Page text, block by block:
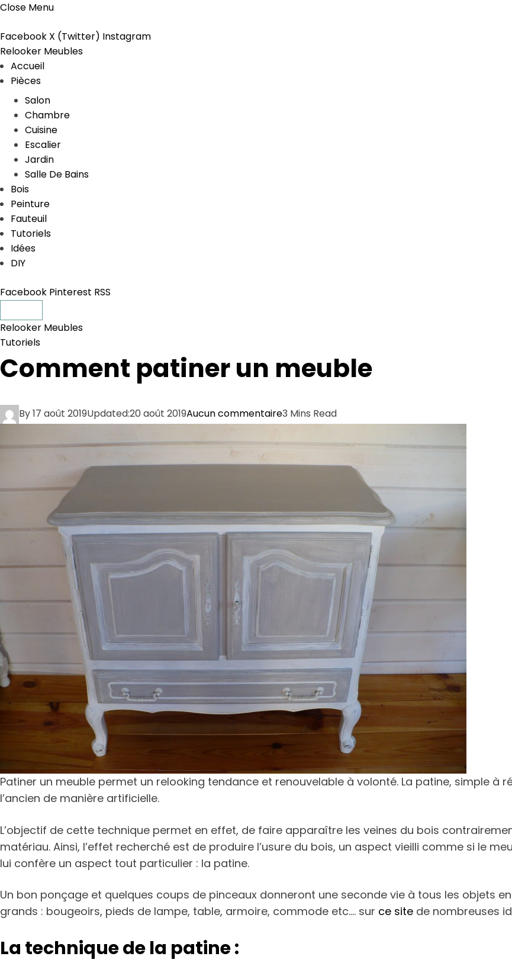
Close Menu
Facebook X (Twitter) Instagram
Relooker Meubles
Accueil
Pièces
Salon
Chambre
Cuisine
Escalier
Jardin
Salle De Bains
Bois
Peinture
Fauteuil
Tutoriels
Idées
DIY
Facebook Pinterest RSS
Relooker Meubles
Tutoriels
Comment patiner un meuble
By17 août 2019Updated:20 août 2019Aucun commentaire3 Mins Read
Patiner un meuble permet un relooking tendance et renouvelable à volonté. La patine, simple à
l’ancien de manière artificielle.
L’objectif de cette technique permet en effet, de faire apparaître les veines du bois
matériau. Ainsi, l’effet recherché est de produire l’usure du bois, un aspect vieilli comme si le
lui confère un aspect tout particulier : la patine.
Un bon ponçage et quelques coups de pinceaux donneront une seconde vie à tous les objets
grands : bougeoirs, pieds de lampe, table, armoire, commode etc…. sur ce site de nombreuses
La technique de la patine :